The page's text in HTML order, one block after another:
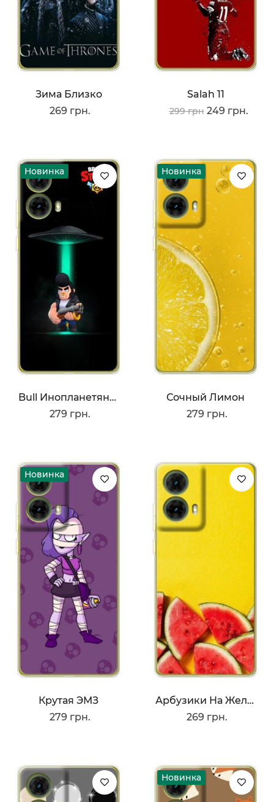
Зима Близко
269 грн.
Salah 11
299 грн 249 грн.
Новинка
Bull Инопланетянин
279 грн.
Новинка
Сочный Лимон
279 грн.
Новинка
Крутая ЭМЗ
279 грн.
Арбузики На Желтом
269 грн.
Новинка